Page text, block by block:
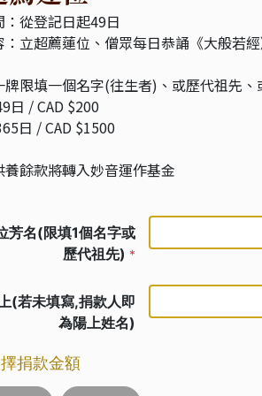
：從登記日起49日
：立超薦蓮位、僧眾每日恭誦《大般若
牌限填一個名字(往生者)、或歷代祖先
日 / CAD $200
日 / CAD $1500
餘款將轉入妙音運作基金
芳名(限填1個名字或
歷代祖先) *
(若未填寫,捐款人即
為陽上姓名)
捐款金額